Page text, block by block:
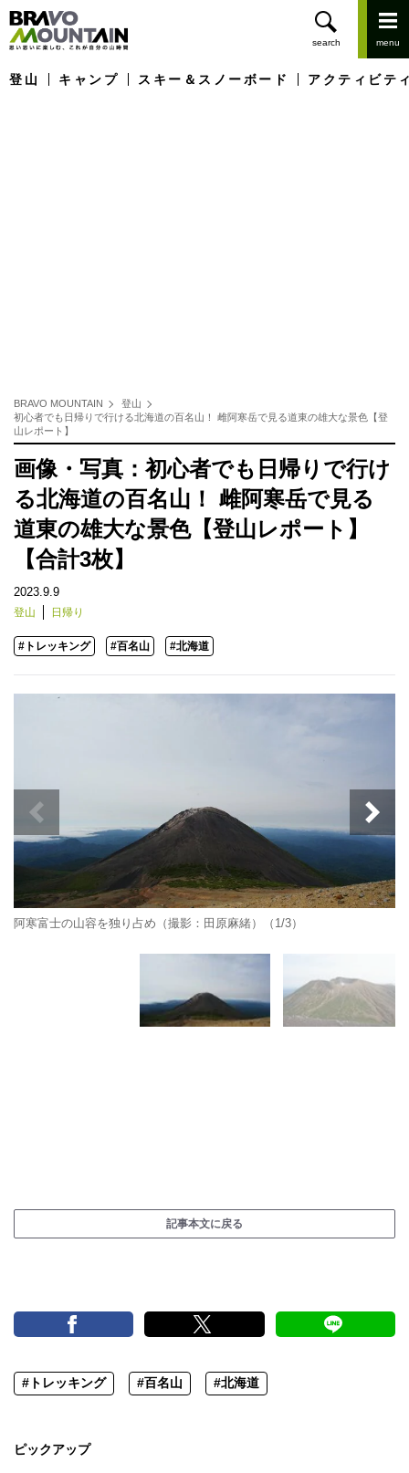
登山 キャンプ スキー＆スノーボード アクティビテ
BRAVO MOUNTAIN
登山
初心者でも日帰りで行ける北海道の百名山！ 雌阿寒岳で見る道東の雄大な景色【登
山レポート】
画像・写真：初心者でも日帰りで行け
る北海道の百名山！ 雌阿寒岳で見る
道東の雄大な景色【登山レポート】
【合計3枚】
2023.9.9
登山 日帰り
#トレッキング #百名山 #北海道
阿寒富士の山容を独り占め（撮影：田原麻緒）（1/3）
記事本文に戻る
#トレッキング #百名山 #北海道
ピックアップ